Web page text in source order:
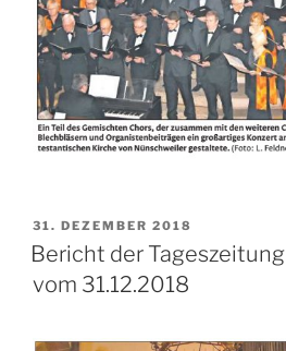
VERÖFFENTLICHT
AM
31. DEZEMBER 2018
Bericht der Tageszeitung
vom 31.12.2018